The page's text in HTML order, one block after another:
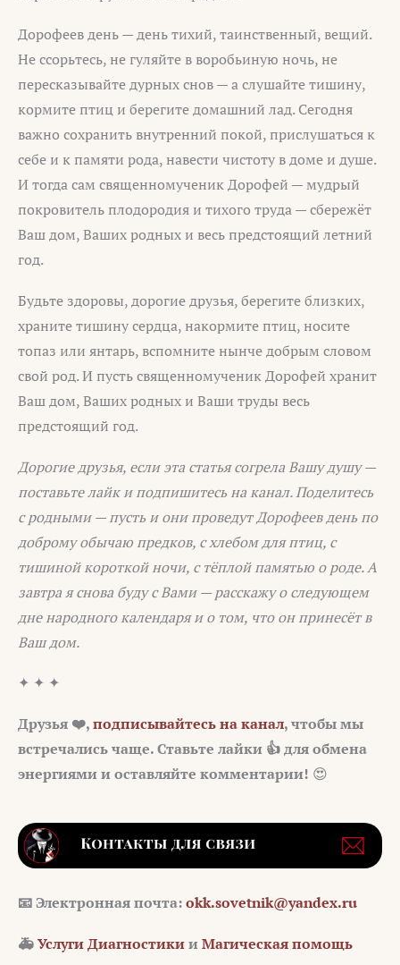
Дорофеев день — день тихий, таинственный, вещий.
Не ссорьтесь, не гуляйте в воробьиную ночь, не
пересказывайте дурных снов — а слушайте тишину,
кормите птиц и берегите домашний лад. Сегодня
важно сохранить внутренний покой, прислушаться к
себе и к памяти рода, навести чистоту в доме и душе.
И тогда сам священномученик Дорофей — мудрый
покровитель плодородия и тихого труда — сбережёт
Ваш дом, Ваших родных и весь предстоящий летний
год.
Будьте здоровы, дорогие друзья, берегите близких,
храните тишину сердца, накормите птиц, носите
топаз или янтарь, вспомните нынче добрым словом
свой род. И пусть священномученик Дорофей хранит
Ваш дом, Ваших родных и Ваши труды весь
предстоящий год.
Дорогие друзья, если эта статья согрела Вашу душу —
поставьте лайк и подпишитесь на канал. Поделитесь
с родными — пусть и они проведут Дорофеев день по
доброму обычаю предков, с хлебом для птиц, с
тишиной короткой ночи, с тёплой памятью о роде. А
завтра я снова буду с Вами — расскажу о следующем
дне народного календаря и о том, что он принесёт в
Ваш дом.
✦ ✦ ✦
Друзья ❤️,подписывайтесь на канал, чтобы мы
встречались чаще. Ставьте лайки 👍 для обмена
энергиями и оставляйте комментарии! 😍
📧Электронная почта:okk.sovetnik@yandex.ru
🚑Услуги ДиагностикииМагическая помощь